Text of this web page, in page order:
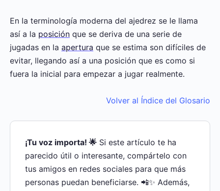
En la terminología moderna del ajedrez se le llama
así a la posición que se deriva de una serie de
jugadas en la apertura que se estima son difíciles de
evitar, llegando así a una posición que es como si
fuera la inicial para empezar a jugar realmente.
Volver al Índice del Glosario
¡Tu voz importa! 🌟 Si este artículo te ha
parecido útil o interesante, compártelo con
tus amigos en redes sociales para que más
personas puedan beneficiarse. 📲✨ Además,